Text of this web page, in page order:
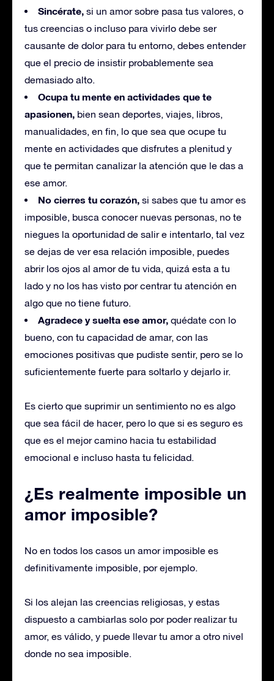
Sincérate, si un amor sobre pasa tus valores, o
tus creencias o incluso para vivirlo debe ser
causante de dolor para tu entorno, debes entender
que el precio de insistir probablemente sea
demasiado alto.
Ocupa tu mente en actividades que te
apasionen, bien sean deportes, viajes, libros,
manualidades, en fin, lo que sea que ocupe tu
mente en actividades que disfrutes a plenitud y
que te permitan canalizar la atención que le das a
ese amor.
No cierres tu corazón, si sabes que tu amor es
imposible, busca conocer nuevas personas, no te
niegues la oportunidad de salir e intentarlo, tal vez
se dejas de ver esa relación imposible, puedes
abrir los ojos al amor de tu vida, quizá esta a tu
lado y no los has visto por centrar tu atención en
algo que no tiene futuro.
Agradece y suelta ese amor, quédate con lo
bueno, con tu capacidad de amar, con las
emociones positivas que pudiste sentir, pero se lo
suficientemente fuerte para soltarlo y dejarlo ir.
Es cierto que suprimir un sentimiento no es algo
que sea fácil de hacer, pero lo que si es seguro es
que es el mejor camino hacia tu estabilidad
emocional e incluso hasta tu felicidad.
¿Es realmente imposible un
amor imposible?
No en todos los casos un amor imposible es
definitivamente imposible, por ejemplo.
Si los alejan las creencias religiosas, y estas
dispuesto a cambiarlas solo por poder realizar tu
amor, es válido, y puede llevar tu amor a otro nivel
donde no sea imposible.